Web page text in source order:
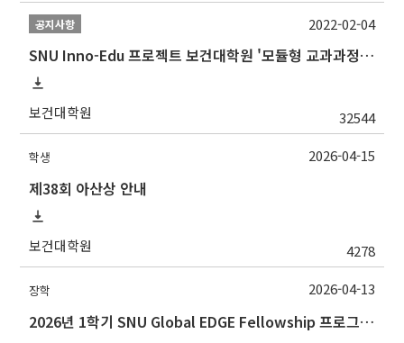
공지사항
SNU Inno-Edu 프로젝트 보건대학원 '모듈형 교과과정' 안내(revised 2022/2/28)
보건대학원 32544
2022-02-04
학생
제38회 아산상 안내
보건대학원 4278
2026-04-15
장학
2026년 1학기 SNU Global EDGE Fellowship 프로그램 장학생 모집 안내
2026-04-13